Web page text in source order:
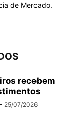
de Mercado.
recebem
- 25/07/2026